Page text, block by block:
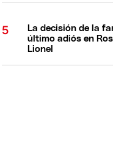
La decisión de la
último adiós en
Lionel